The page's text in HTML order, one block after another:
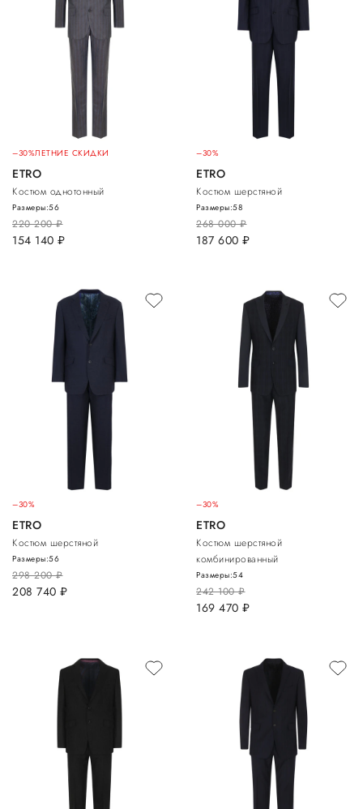
–30%ЛЕТНИЕ СКИДКИ
ETRO
Костюм однотонный
220 200руб.
154 140 руб.
Размеры:56
–30%
ETRO
Костюм шерстяной
268 000руб.
187 600 руб.
Размеры:58
–30%
ETRO
Костюм шерстяной
298 200руб.
208 740 руб.
Размеры:56
–30%
ETRO
Костюм шерстяной
комбинированный
242 100руб.
169 470 руб.
Размеры:54